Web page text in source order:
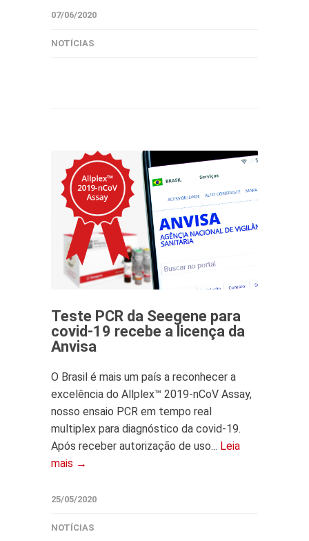
07/06/2020
NOTÍCIAS
Teste PCR da Seegene para
covid-19 recebe a licença da
Anvisa
O Brasil é mais um país a reconhecer a
excelência do Allplex™ 2019-nCoV Assay,
nosso ensaio PCR em tempo real
multiplex para diagnóstico da covid-19.
Após receber autorização de uso... Leia
mais →
25/05/2020
NOTÍCIAS